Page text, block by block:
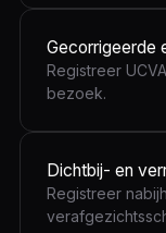
Gecorrigeerde
Registreer
bezoek.
Dichtbij- en
Registreer